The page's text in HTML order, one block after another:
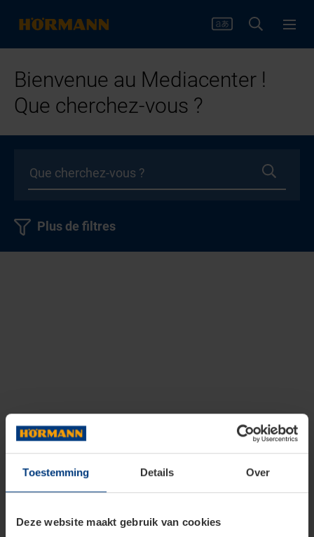
Toestemming Details Over
Deze website maakt gebruik van cookies
Bienvenue au Mediacenter !
Que cherchez-vous ?
Plus de filtres